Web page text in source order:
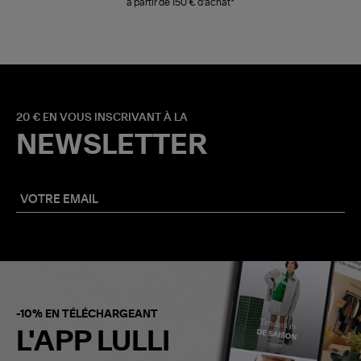
à partir de 150 € d'achat*
20 € EN VOUS INSCRIVANT À LA
NEWSLETTER
-10% EN TÉLÉCHARGEANT
L'APP LULLI